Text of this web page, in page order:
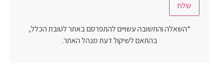
*השאלה והתשובה עשויים להתפרסם באתר לטובת הכלל,
בהתאם לשיקול דעת מנהל האתר.